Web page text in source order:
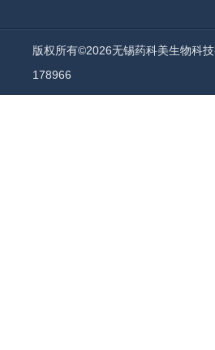
版权所有©2026无锡药科美生物
178966